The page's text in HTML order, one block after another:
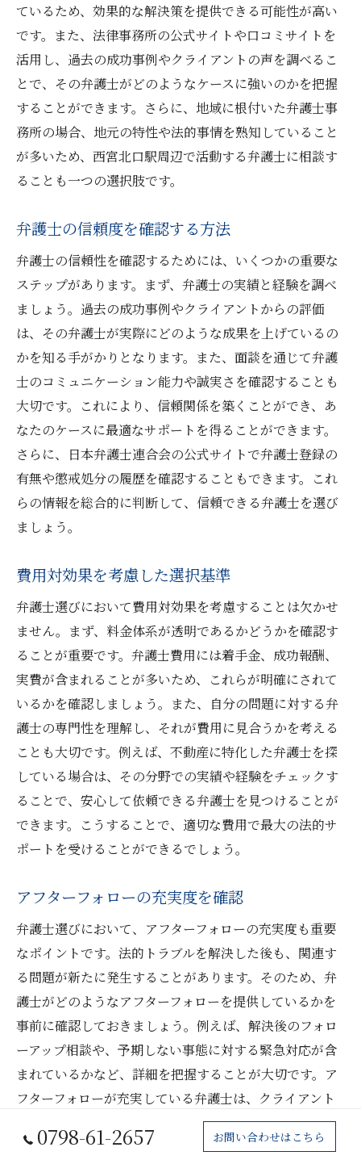
ているため、効果的な解決策を提供できる可能性が高い
です。また、法律事務所の公式サイトや口コミサイトを
活用し、過去の成功事例やクライアントの声を調べるこ
とで、その弁護士がどのようなケースに強いのかを把握
することができます。さらに、地域に根付いた弁護士事
務所の場合、地元の特性や法的事情を熟知していること
が多いため、西宮北口駅周辺で活動する弁護士に相談す
ることも一つの選択肢です。
弁護士の信頼度を確認する方法
弁護士の信頼性を確認するためには、いくつかの重要な
ステップがあります。まず、弁護士の実績と経験を調べ
ましょう。過去の成功事例やクライアントからの評価
は、その弁護士が実際にどのような成果を上げているの
かを知る手がかりとなります。また、面談を通じて弁護
士のコミュニケーション能力や誠実さを確認することも
大切です。これにより、信頼関係を築くことができ、あ
なたのケースに最適なサポートを得ることができます。
さらに、日本弁護士連合会の公式サイトで弁護士登録の
有無や懲戒処分の履歴を確認することもできます。これ
らの情報を総合的に判断して、信頼できる弁護士を選び
ましょう。
費用対効果を考慮した選択基準
弁護士選びにおいて費用対効果を考慮することは欠かせ
ません。まず、料金体系が透明であるかどうかを確認す
ることが重要です。弁護士費用には着手金、成功報酬、
実費が含まれることが多いため、これらが明確にされて
いるかを確認しましょう。また、自分の問題に対する弁
護士の専門性を理解し、それが費用に見合うかを考える
ことも大切です。例えば、不動産に特化した弁護士を探
している場合は、その分野での実績や経験をチェックす
ることで、安心して依頼できる弁護士を見つけることが
できます。こうすることで、適切な費用で最大の法的サ
ポートを受けることができるでしょう。
アフターフォローの充実度を確認
弁護士選びにおいて、アフターフォローの充実度も重要
なポイントです。法的トラブルを解決した後も、関連す
る問題が新たに発生することがあります。そのため、弁
護士がどのようなアフターフォローを提供しているかを
事前に確認しておきましょう。例えば、解決後のフォロ
ーアップ相談や、予期しない事態に対する緊急対応が含
まれているかなど、詳細を把握することが大切です。ア
フターフォローが充実している弁護士は、クライアント
の安心感を高め、長期的な信頼関係を築くことができま
す。これにより、依頼者は法的問題の解決後も安心して
0798-61-2657 お問い合わせはこちら